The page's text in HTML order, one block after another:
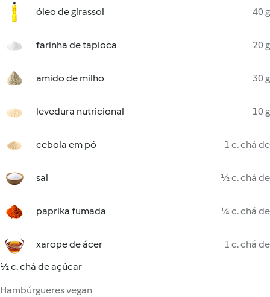
óleo de girassol 40 g
farinha de tapioca 20 g
amido de milho 30 g
levedura nutricional 10 g
cebola em pó 1 c. chá de
sal ½ c. chá de
paprika fumada ¼ c. chá de
xarope de ácer
1 c. chá de
½ c. chá de açúcar
Hambúrgueres vegan